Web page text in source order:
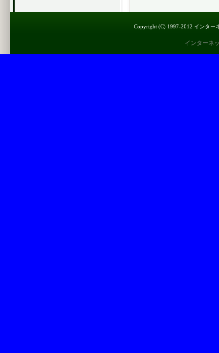
Copyright (C) 1997-2012 インター
インターネ